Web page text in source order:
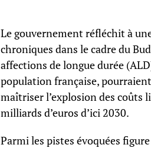
Le gouvernement réfléchit à
chroniques dans le cadre du
affections de longue durée
population française,
maîtriser l’explosion des coûts
milliards d’euros d’ici 2030.
Parmi les pistes évoquées